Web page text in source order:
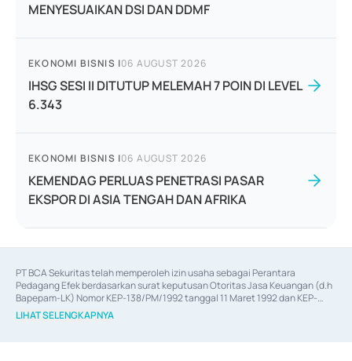
MENYESUAIKAN DSI DAN DDMF
EKONOMI BISNIS |06 AUGUST 2026
IHSG SESI II DITUTUP MELEMAH 7 POIN DI LEVEL
6.343
EKONOMI BISNIS |06 AUGUST 2026
KEMENDAG PERLUAS PENETRASI PASAR
EKSPOR DI ASIA TENGAH DAN AFRIKA
PT BCA Sekuritas telah memperoleh izin usaha sebagai Perantara
Pedagang Efek berdasarkan surat keputusan Otoritas Jasa Keuangan (d.h
Bapepam-LK) Nomor KEP-138/PM/1992 tanggal 11 Maret 1992 dan KEP-
06/D.04/2014 tanggal 28 Februari 2014, izin usaha sebagai Penjamin Emisi
Efek berdasarkan surat keputusan Otoritas Jasa Keuangan Nomor KEP-
LIHAT SELENGKAPNYA